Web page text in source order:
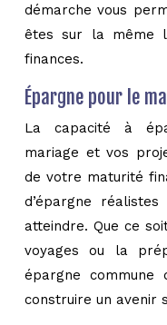
démarche vous
êtes sur la même
finances.
Épargne pour le
La capacité à
mariage et vos
de votre maturité
d’épargne
atteindre. Que ce
voyages ou la
épargne commune
construire un avenir